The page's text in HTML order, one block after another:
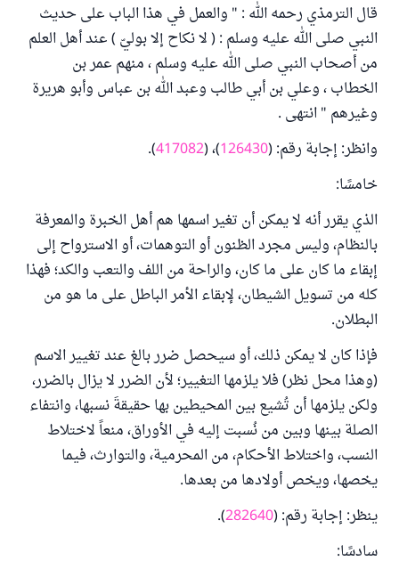
قال الترمذي رحمه الله : " والعمل في هذا الباب على حديث
النبي صلى الله عليه وسلم : ( لا نكاح إلا بوليّ ) عند أهل العلم
من أصحاب النبي صلى الله عليه وسلم ، منهم عمر بن
الخطاب ، وعلي بن أبي طالب وعبد الله بن عباس وأبو هريرة
وغيرهم " انتهى .
وانظر: إجابة رقم: (126430)، (417082
).
خامسًا:
الذي يقرر أنه لا يمكن أن تغير اسمها هم أهل الخبرة والمعرفة
بالنظام، وليس مجرد الظنون أو التوهمات، أو الاسترواح إلى
إبقاء ما كان على ما كان، والراحة من اللف والتعب والكد؛ فهذا
كله من تسويل الشيطان، لإبقاء الأمر الباطل على ما هو من
البطلان.
فإذا كان لا يمكن ذلك، أو سيحصل ضرر بالغ عند تغيير الاسم
(وهذا محل نظر) فلا يلزمها التغيير؛ لأن الضرر لا يزال بالضرر،
ولكن يلزمها أن تُشيع بين المحيطين بها حقيقةَ نسبها، وانتفاء
الصلة بينها وبين من نُسبت إليه في الأوراق، منعاً لاختلاط
النسب، واختلاط الأحكام، من المحرمية، والتوارث، فيما
يخصها، ويخص أولادها من بعدها.
ينظر: إجابة رقم: (282640
).
سادسًا: